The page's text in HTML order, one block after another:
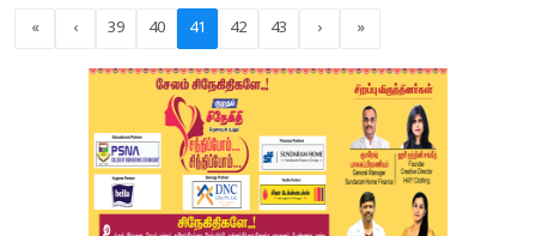
« ‹ 39 40 41 42 43 › »